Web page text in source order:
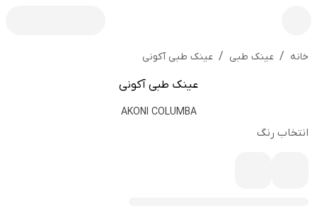
خانه / عینک طبی / عینک طبی آکونی
عینک طبی آکونی
AKONI COLUMBA
انتخاب رنگ